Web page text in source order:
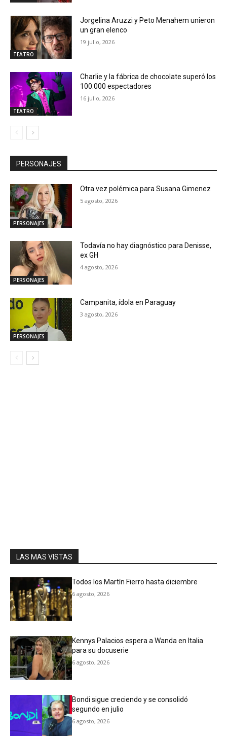
TEATRO
Jorgelina Aruzzi y Peto Menahem unieron
un gran elenco
19 julio, 2026
TEATRO
Charlie y la fábrica de chocolate superó los
100.000 espectadores
16 julio, 2026
PERSONAJES
PERSONAJES
Otra vez polémica para Susana Gimenez
5 agosto, 2026
PERSONAJES
Todavía no hay diagnóstico para Denisse,
ex GH
4 agosto, 2026
PERSONAJES
Campanita, ídola en Paraguay
3 agosto, 2026
LAS MAS VISTAS
Todos los Martín Fierro hasta diciembre
6 agosto, 2026
Kennys Palacios espera a Wanda en Italia
para su docuserie
6 agosto, 2026
Bondi sigue creciendo y se consolidó
segundo en julio
6 agosto, 2026